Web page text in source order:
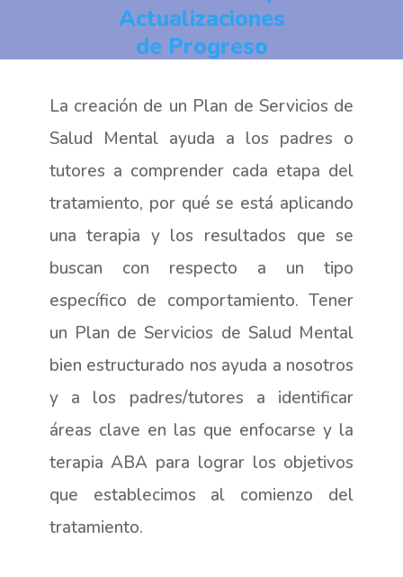
Actualizaciones
de Progreso
La creación de un Plan de Servicios de
Salud Mental ayuda a los padres o
tutores a comprender cada etapa del
tratamiento, por qué se está aplicando
una terapia y los resultados que se
buscan con respecto a un tipo
específico de comportamiento. Tener
un Plan de Servicios de Salud Mental
bien estructurado nos ayuda a nosotros
y a los padres/tutores a identificar
áreas clave en las que enfocarse y la
terapia ABA para lograr los objetivos
que establecimos al comienzo del
tratamiento.